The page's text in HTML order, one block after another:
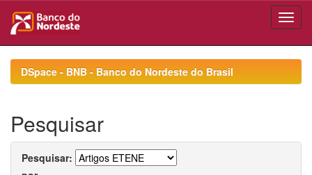
navigationDSpace - BNB - Banco do Nordeste do Brasil
Pesquisar
Pesquisar: